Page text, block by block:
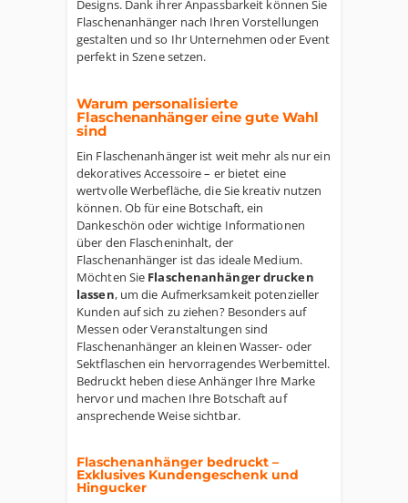
Designs. Dank ihrer Anpassbarkeit können Sie
Flaschenanhänger nach Ihren Vorstellungen
gestalten und so Ihr Unternehmen oder Event
perfekt in Szene setzen.
Warum personalisierte
Flaschenanhänger eine gute Wahl
sind
Ein Flaschenanhänger ist weit mehr als nur ein
dekoratives Accessoire – er bietet eine
wertvolle Werbefläche, die Sie kreativ nutzen
können. Ob für eine Botschaft, ein
Dankeschön oder wichtige Informationen
über den Flascheninhalt, der
Flaschenanhänger ist das ideale Medium.
Möchten Sie Flaschenanhänger drucken
lassen, um die Aufmerksamkeit potenzieller
Kunden auf sich zu ziehen? Besonders auf
Messen oder Veranstaltungen sind
Flaschenanhänger an kleinen Wasser- oder
Sektflaschen ein hervorragendes Werbemittel.
Bedruckt heben diese Anhänger Ihre Marke
hervor und machen Ihre Botschaft auf
ansprechende Weise sichtbar.
Flaschenanhänger bedruckt –
Exklusives Kundengeschenk und
Hingucker